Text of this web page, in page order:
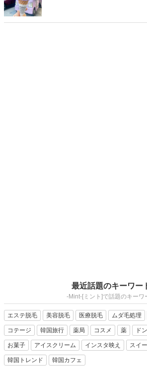
最近話題のキーワー
-Mint-[ミント]で話題のキーワ
エステ脱毛 美容脱毛 医療脱毛 ムダ毛処理
コテージ 韓国旅行 薬局 コスメ 薬 ド
お菓子 アイスクリーム インスタ映え スイ
韓国トレンド 韓国カフェ